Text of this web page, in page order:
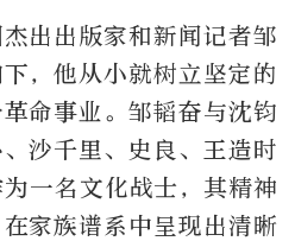
出出版家和新闻记者邹
，他从小就树立坚定的
命事业。邹韬奋与沈钧
沙千里、史良、王造时
一名文化战士，其精神
家族谱系中呈现出清晰